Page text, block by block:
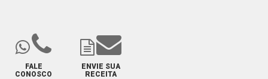
FALE
CONOSCO
ENVIE SUA
RECEITA